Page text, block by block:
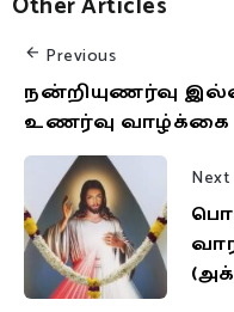
Previous
நன்றியுணர்வு
உணர்வு வாழ்க்கை
Next